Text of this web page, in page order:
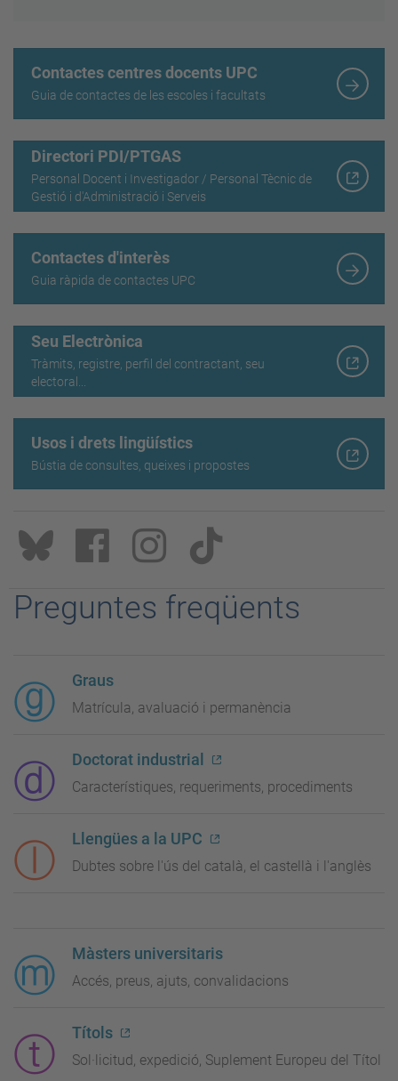
Contactes centres docents UPC
Guia de contactes de les escoles i facultats
Directori PDI/PTGAS
Personal Docent i Investigador / Personal Tècnic de
Gestió i d'Administració i Serveis
Contactes d'interès
Guia ràpida de contactes UPC
Seu Electrònica
Tràmits, registre, perfil del contractant, seu
electoral...
Usos i drets lingüístics
Bústia de consultes, queixes i propostes
Preguntes freqüents
Graus
Matrícula, avaluació i permanència
Doctorat industrial
Característiques, requeriments, procediments
Llengües a la UPC
Dubtes sobre l'ús del català, el castellà i l'anglès
Màsters universitaris
Accés, preus, ajuts, convalidacions
Títols
Sol·licitud, expedició, Suplement Europeu del Títol